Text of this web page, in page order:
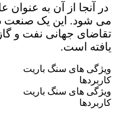
در آنجا از آن به
می شود. این یک صنعت
تقاضای جهانی نفت و
یافته است.
ویژگی های سنگ باریت
کاربردها
ویژگی های سنگ باریت
کاربردها